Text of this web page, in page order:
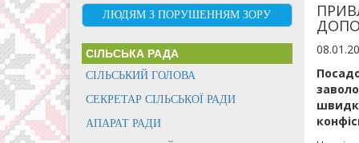
ЛЮДЯМ З ПОРУШЕННЯМ ЗОРУ
СІЛЬСЬКА РАДА
СІЛЬСЬКИЙ ГОЛОВА
СЕКРЕТАР СІЛЬСЬКОЇ РАДИ
АПАРАТ РАДИ